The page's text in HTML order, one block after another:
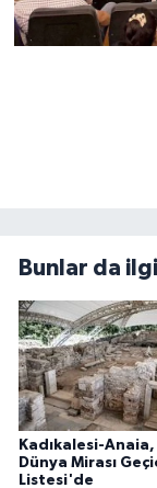
Bunlar da
Kadıkalesi-Anaia,
Dünya Mirası
Listesi'de